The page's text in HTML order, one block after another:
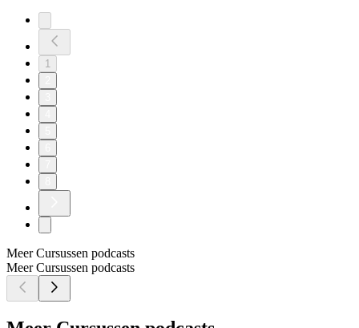
1
Meer Cursussen podcasts
Meer Cursussen podcasts